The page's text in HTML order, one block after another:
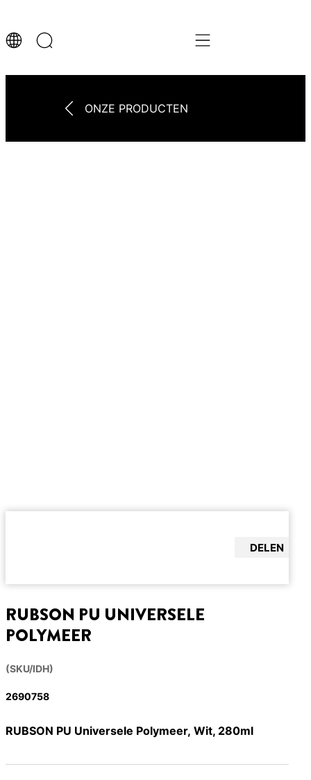
ONZE PRODUCTEN
DELEN
RUBSON PU UNIVERSELE
POLYMEER
(SKU/IDH)
2690758
RUBSON PU Universele Polymeer, Wit, 280ml